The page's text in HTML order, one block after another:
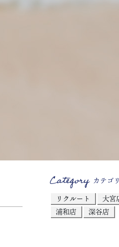
Categoryカテゴ
リクルート
大宮
浦和店
深谷店